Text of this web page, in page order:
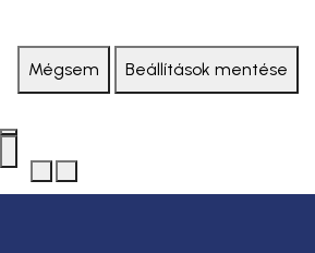
Mégsem Beállítások mentése